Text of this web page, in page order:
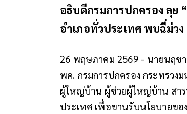
อธิบดีกรมการปกครอง ลุย
อำเภอทั่วประเทศ พบฉี่ม่ว
26 พฤษภาคม 2569 - นายนฤชา
พค. กรมการปกครอง กระทรวง
ผู้ใหญ่บ้าน ผู้ช่วยผู้ใหญ่บ้าน สาร
ประเทศ เพื่อขานรับนโยบายข